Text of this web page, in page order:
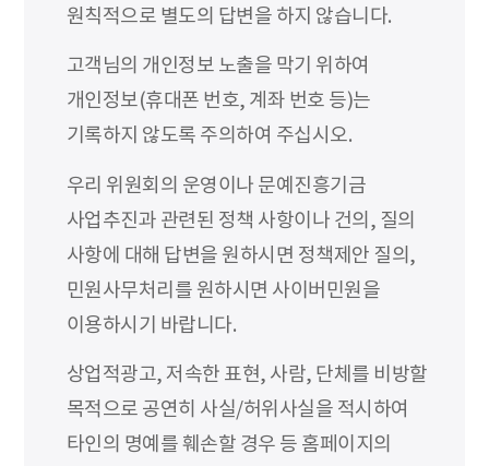
원칙적으로 별도의 답변을 하지 않습니다.
고객님의 개인정보 노출을 막기 위하여
개인정보(휴대폰 번호, 계좌 번호 등)는
기록하지 않도록 주의하여 주십시오.
우리 위원회의 운영이나 문예진흥기금
사업추진과 관련된 정책 사항이나 건의, 질의
사항에 대해 답변을 원하시면 정책제안 질의,
민원사무처리를 원하시면 사이버민원을
이용하시기 바랍니다.
상업적광고, 저속한 표현, 사람, 단체를 비방할
목적으로 공연히 사실/허위사실을 적시하여
타인의 명예를 훼손할 경우 등 홈페이지의